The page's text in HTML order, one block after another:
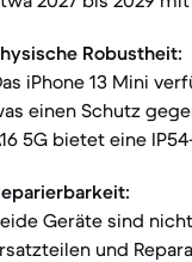
Robustheit:
iPhone 13 Mini
einen Schutz
5G bietet eine
Geräte sind
und